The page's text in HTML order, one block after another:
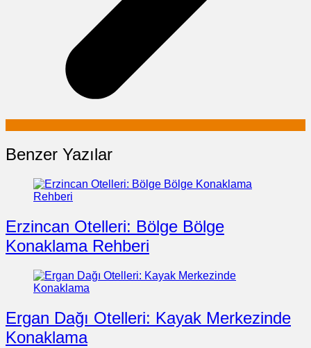
Benzer Yazılar
Erzincan Otelleri: Bölge Bölge
Konaklama Rehberi
Ergan Dağı Otelleri: Kayak Merkezinde
Konaklama